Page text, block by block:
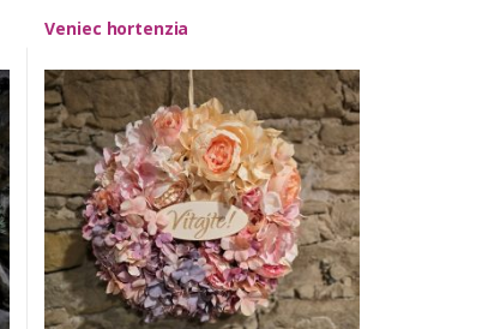
Veniec hortenzia